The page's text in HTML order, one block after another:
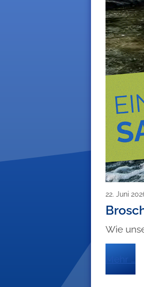
22. Juni
Wie
Mehr …